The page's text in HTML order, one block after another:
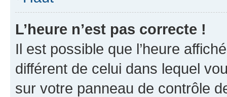
L’heure n’est pas correcte !
Il est possible que l’heure
différent de celui dans lequel
sur votre panneau de contrôle